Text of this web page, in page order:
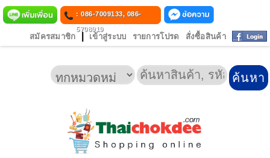
: 086-7009133, 086-
5708919
สมัครสมาชิก เข้าสู่ระบบ รายการโปรด สั่งซื้อสินค้า